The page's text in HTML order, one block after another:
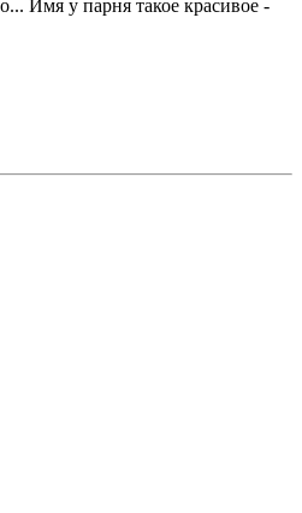
Имя у парня такое красивое -